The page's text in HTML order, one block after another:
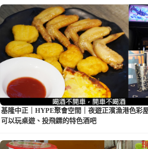
基隆中正｜HYPE聚會空間｜夜遊正濱漁港色彩
可以玩桌遊、投飛鏢的特色酒吧